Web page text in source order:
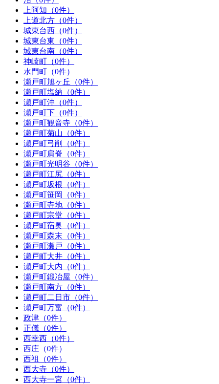
上阿知（0件）
上道北方（0件）
城東台西（0件）
城東台東（0件）
城東台南（0件）
神崎町（0件）
水門町（0件）
瀬戸町旭ヶ丘（0件）
瀬戸町塩納（0件）
瀬戸町沖（0件）
瀬戸町下（0件）
瀬戸町観音寺（0件）
瀬戸町菊山（0件）
瀬戸町弓削（0件）
瀬戸町肩脊（0件）
瀬戸町光明谷（0件）
瀬戸町江尻（0件）
瀬戸町坂根（0件）
瀬戸町笹岡（0件）
瀬戸町寺地（0件）
瀬戸町宗堂（0件）
瀬戸町宿奥（0件）
瀬戸町森末（0件）
瀬戸町瀬戸（0件）
瀬戸町大井（0件）
瀬戸町大内（0件）
瀬戸町鍛冶屋（0件）
瀬戸町南方（0件）
瀬戸町二日市（0件）
瀬戸町万富（0件）
政津（0件）
正儀（0件）
西幸西（0件）
西庄（0件）
西祖（0件）
西大寺（0件）
西大寺一宮（0件）